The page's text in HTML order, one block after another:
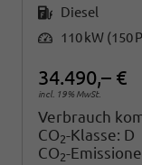
Kraftstoff Diesel
Leistung 110 kW (150
34.490,– €
incl. 19% MwSt.
Verbrauch
CO2-Klasse: D
CO2-